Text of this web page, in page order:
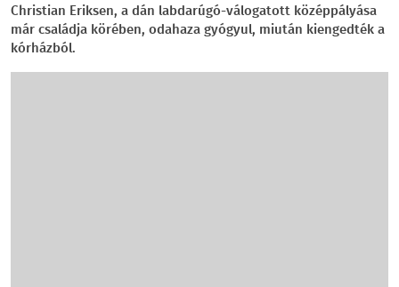
Christian Eriksen, a dán labdarúgó-válogatott középpályása
már családja körében, odahaza gyógyul, miután kiengedték a
kórházból.